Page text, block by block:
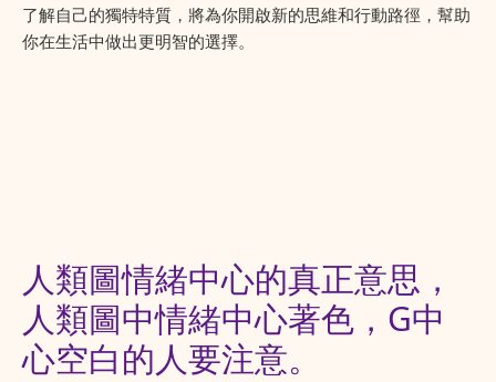
了解自己的獨特特質，將為你開啟新的思維和行動路徑，幫助
你在生活中做出更明智的選擇。
人類圖情緒中心的真正意思，
人類圖中情緒中心著色，G中
心空白的人要注意。